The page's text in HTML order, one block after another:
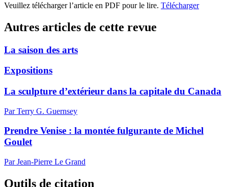
Veuillez télécharger l’article en PDF pour le lire. Télécharger
Autres articles de cette revue
La saison des arts
Expositions
La sculpture d’extérieur dans la capitale du Canada
Par Terry G. Guernsey
Prendre Venise : la montée fulgurante de Michel
Goulet
Par Jean-Pierre Le Grand
Outils de citation